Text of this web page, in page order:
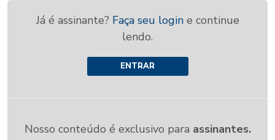
Já é assinante? Faça seu login e continue
lendo.
ENTRAR
Nosso conteúdo é exclusivo para assinantes.